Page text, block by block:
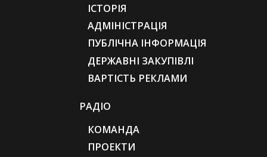
ІСТОРІЯ
АДМІНІСТРАЦІЯ
ПУБЛІЧНА ІНФОРМАЦІЯ
ДЕРЖАВНІ ЗАКУПІВЛІ
ВАРТІСТЬ РЕКЛАМИ
РАДІО
КОМАНДА
ПРОЕКТИ